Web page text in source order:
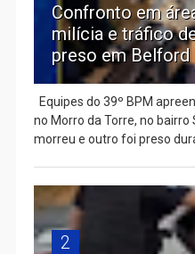
Confronto em
milícia e tráfico
preso em Belford
Equipes do 39º BPM
no Morro da Torre, no
morreu e outro foi preso
2